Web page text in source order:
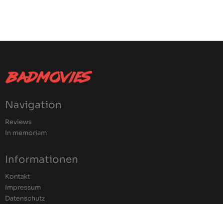
Navigation
Reviews
In memoriam
Informationen
Kontakt
Impressum
Datenschutz